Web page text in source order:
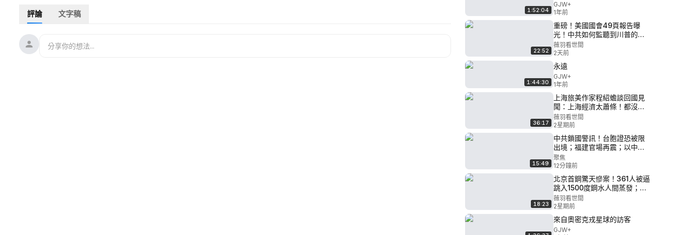
中國大陸60入起賣，四盒免郵！港台也可郵寄！
點擊立即購買: 👉
享15%優惠！全網購滿70美元美國本土包郵！！
評論 文字稿 1:52:04
GJW+
1年前
22:52
重磅！美國國會49頁報告曝
光！中共如何監聽到川普的手
機？美國史上最嚴重電信滲透
案大拆解。| 薇羽看世間
20260805
薇羽看世間
2天前
1:44:30
永遠
GJW+
1年前
36:17
上海旅美作家程紹蟾談回國見
聞：上海經濟太蕭條！都沒人
了！到處是警察，上海正在變
成紅色上海。｜薇語雙談
20260718
薇羽看世間
2星期前
15:49
中共鎖國警訊！台胞證恐被限
出境；福建官場再震；以中裂
痕；美軍基地頻現UFO【熱點
快報】
聚焦
12分鐘前
18:23
北京首鋼驚天慘案！361人被逼
跳入1500度鋼水人間蒸發；歷
任中國總理為何拒絕在這份任
命書上簽字？ | 薇羽看世間
20260720
薇羽看世間
2星期前
來自奧密克戎星球的訪客
GJW+